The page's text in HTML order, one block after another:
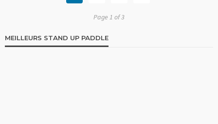
Page 1 of 3
MEILLEURS STAND UP PADDLE